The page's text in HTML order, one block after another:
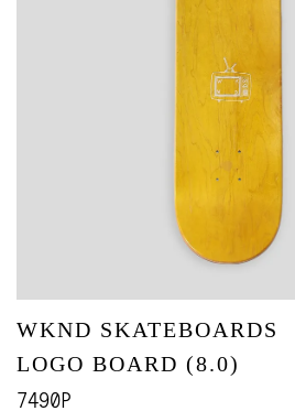
WKND SKATEBOARDS
LOGO BOARD (8.0)
7490Р